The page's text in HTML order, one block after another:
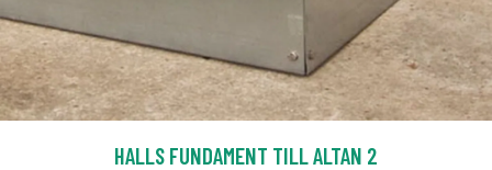
HALLS FUNDAMENT TILL ALTAN 2